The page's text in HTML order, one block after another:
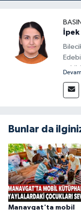
İpek
Bunlar da
Manavgat'ta mobil